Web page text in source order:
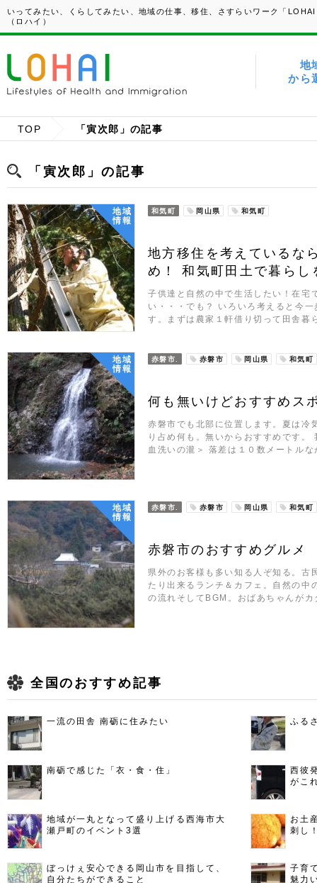
いってみたい、くらしてみたい、地域の仕事、移住、さすらいワーク「
（ロハイ）
地
から
TOP 「寅次郎」の記事
「寅次郎」の記事
地域
情報
和気町 岡山県 和気町
地方移住を考えているな
め！ 和気町田土で暮ら
子供達と自然の中で生活したい！在宅
い・・・でも？ いろいろ考えると今
す。まずは農家１軒借り切って田舎
地域
情報
赤磐市. 赤磐市 岡山県 和気町
何も無いけどおすすめス
赤磐市でも北部に位置します。夏は冷
り占め何も。無いからおすすめです
血洗いの瀧＞ 落差は１０数メートル
地域
情報
赤磐市. 赤磐市 岡山県 和気町
赤磐市のおすすめグルメ
県外のお客様も多い知る人ぞ知る。古
たり出来るランチ＆カフェ。自然の中
の流れそしてBGM。おばあちゃんが
全国のおすすめ記事
一流の田舎 南砺に住みたい ふる
南砺で感じた「衣・食・住」
西彼
がこ
地域が一丸となって盛り上げる西海市大
瀬戸町のイベント3選
お土
刺し
ぼっけぇ安心できる岡山市を目指して、
自分たちができること
子育
魅力